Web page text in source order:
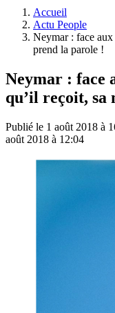
Accueil
Actu People
Neymar : face aux
prend la parole !
Neymar : face
qu’il reçoit, sa
Publié le 1 août 2018 à
août 2018 à 12:04